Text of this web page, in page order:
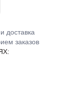
доставка
заказов